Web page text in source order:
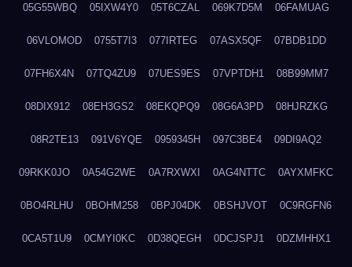
05G55WBQ 05IXW4Y0 05T6CZAL 069K7D5M 06FAMUAG
06VLOMOD 0755T7I3 077IRTEG 07ASX5QF 07BDB1DD
07FH6X4N 07TQ4ZU9 07UES9ES 07VPTDH1 08B99MM7
08DIX912 08EH3GS2 08EKQPQ9 08G6A3PD 08HJRZKG
08R2TE13 091V6YQE 0959345H 097C3BE4 09DI9AQ2
09RKK0JO 0A54G2WE 0A7RXWXI 0AG4NTTC 0AYXMFKC
0BO4RLHU 0BOHM258 0BPJ04DK 0BSHJVOT 0C9RGFN6
0CA5T1U9 0CMYI0KC 0D38QEGH 0DCJSPJ1 0DZMHHX1